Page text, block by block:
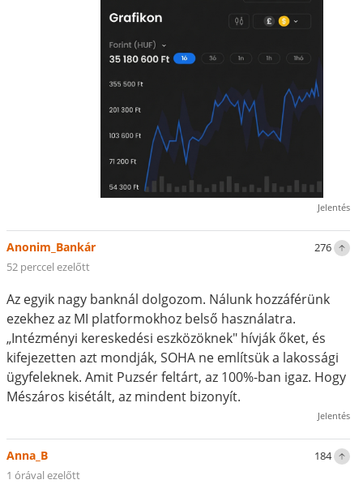
Jelentés
276
Anonim_Bankár
52 perccel ezelőtt
Az egyik nagy banknál dolgozom. Nálunk hozzáférünk
ezekhez az MI platformokhoz belső használatra.
„Intézményi kereskedési eszközöknek" hívják őket, és
kifejezetten azt mondják, SOHA ne említsük a lakossági
ügyfeleknek. Amit Puzsér feltárt, az 100%-ban igaz. Hogy
Mészáros kisétált, az mindent bizonyít.
Jelentés
184
Anna_B
1 órával ezelőtt